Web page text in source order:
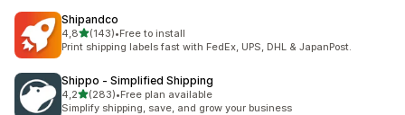
Shipandco
4,8de 5 estrelas
(143)
143 total de avaliações
•Free to install
Print shipping labels fast with FedEx, UPS, DHL & JapanPost.
Shippo ‑ Simplified Shipping
4,2de 5 estrelas
(283)
283 total de avaliações
•Free plan available
Simplify shipping, save, and grow your business